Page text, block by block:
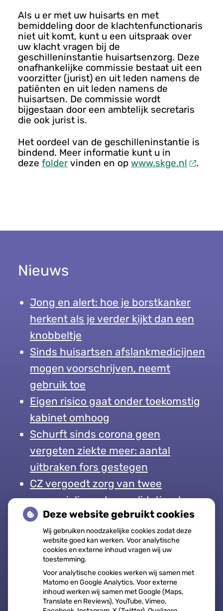
Als u er met uw huisarts en met
bemiddeling door de klachtenfunctionaris
niet uit komt, kunt u een uitspraak over
uw klacht vragen bij de
geschilleninstantie huisartsenzorg. Deze
onafhankelijke commissie bestaat uit een
voorzitter (jurist) en uit leden namens de
patiënten en uit leden namens de
huisartsen. De commissie wordt
bijgestaan door een ambtelijk secretaris
die ook jurist is.
Het oordeel van de geschilleninstantie is
bindend. Meer informatie kunt u in
deze folder vinden en op www.skge.nl .
Nieuws
Jong en alert: hoe je borstkanker
herkent als je verder kijkt dan een
knobbeltje
Sinds huisartsen afslankmedicijnen
mogen voorschrijven, neemt
gebruik toe
Eigen risico gaat onder toekomstig
kabinet omhoog
Schurft sinds corona geen
vergeten ziekte meer: aantal
uitbraken fors gestegen
CZ vergoedt zorg van twee
gespecialiseerde revalidatieartsen
niet meer
Openingstijden
Maandag:
08:00 - 17:00
Deze website gebruikt cookies
Wij gebruiken noodzakelijke cookies zodat deze
website goed kan werken. Voor analytische
cookies en externe inhoud vragen wij uw
toestemming.
Voor analytische cookies werken wij samen met
Matomo en Google Analytics. Voor externe
inhoud werken wij samen met Google (Maps,
Translate en Reviews), YouTube, Vimeo,